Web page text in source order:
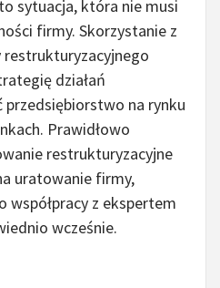
sytuacja, która nie musi
firmy. Skorzystanie z
działań
przedsiębiorstwo na rynku
Prawidłowo
restrukturyzacyjne
uratowanie firmy,
współpracy z ekspertem
wcześnie.